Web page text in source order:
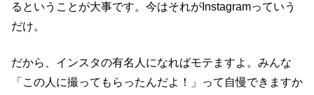
るということが大事です。今はそれがInstagramっていう
だけ。
だから、インスタの有名人になればモテますよ。みんな
「この人に撮ってもらったんだよ！」って自慢できますか